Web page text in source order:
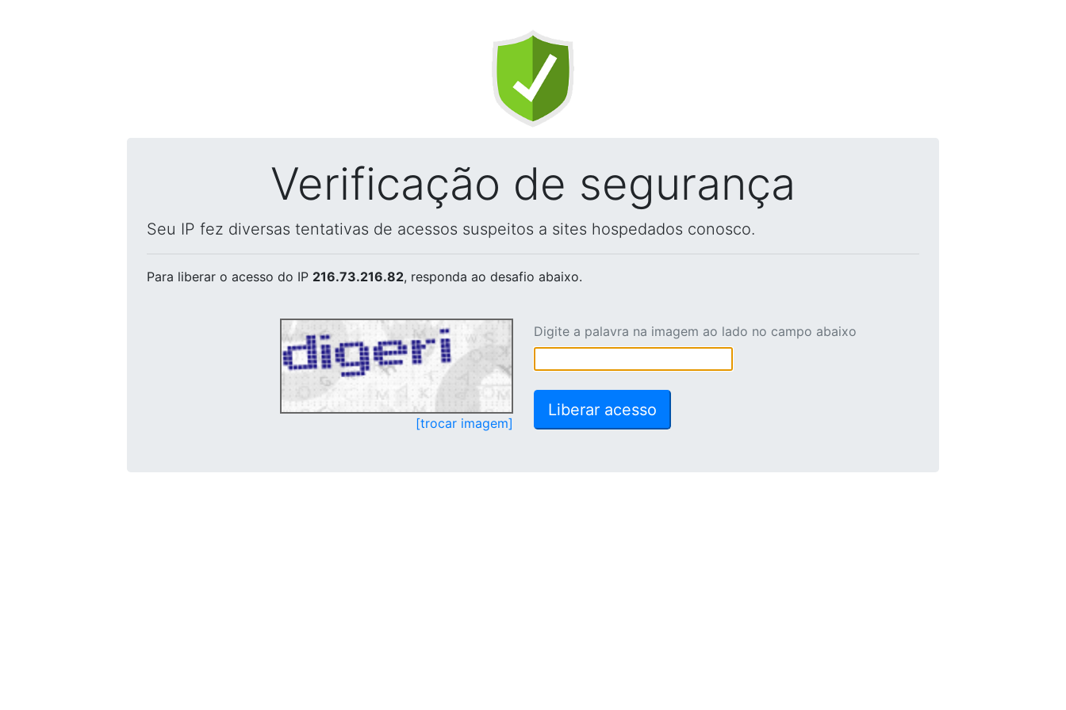
Verificação de segurança
Seu IP fez diversas tentativas de acessos suspeitos a sites hospedados conosco.
Para liberar o acesso do IP 216.73.216.82, responda ao desafio abaixo.
[trocar imagem]
Digite a palavra na imagem ao lado no campo abaixo